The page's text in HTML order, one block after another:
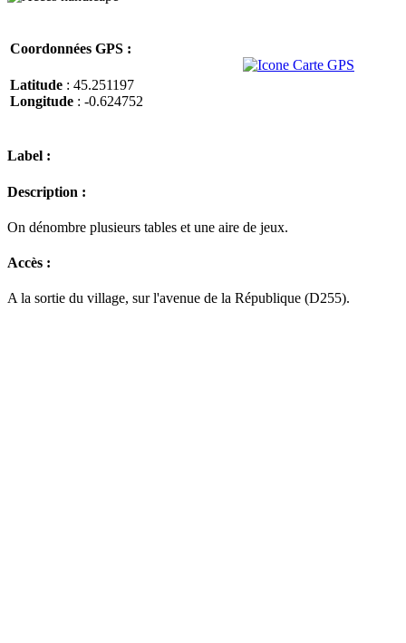
Coordonnées GPS :
Latitude : 45.251197
Longitude : -0.624752
Label :
Description :
On dénombre plusieurs tables et une aire de jeux.
Accès :
A la sortie du village, sur l'avenue de la République (D255).